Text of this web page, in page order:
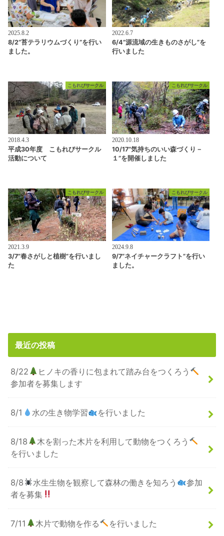
2025.8.2
8/2”苔テラリウムづくり”を行い
ました。
2022.6.7
6/4”源流域の生きものさがし”を
行いました
こもれびサークル
2018.4.3
平成30年度 こもれびサークル
活動について
こもれびサークル
2020.10.18
10/17”気持ちのいい森づくり－
１”を開催しました
こもれびサークル
2021.3.9
3/7”春さがしと植樹”を行いまし
た
こもれびサークル
2024.9.8
9/7”ネイチャークラフト”を行い
ました。
最近の投稿
8/22
ヒノキの香りに包まれて踏み台をつくろう
参加者を募集します
8/1 水の生き物学習 を行いました
8/18
木を割った木片を利用して動物をつくろう
を行いました
8/8 水生生物を観察して森林の働きを知ろう
参加
者を募集
7/11 木片で動物を作る を行いました